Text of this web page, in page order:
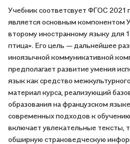
Учебник соответсвует ФГОС 2021
является основным компонентом
второму иностранному языку для
птица». Его цель — дальнейшее
иноязычной коммуникативной
предполагает развитие умения
язык как средство
материал курса, реализующий
образования на французском
современных подходов к
включает увлекательные тексты,
обширную страноведческую